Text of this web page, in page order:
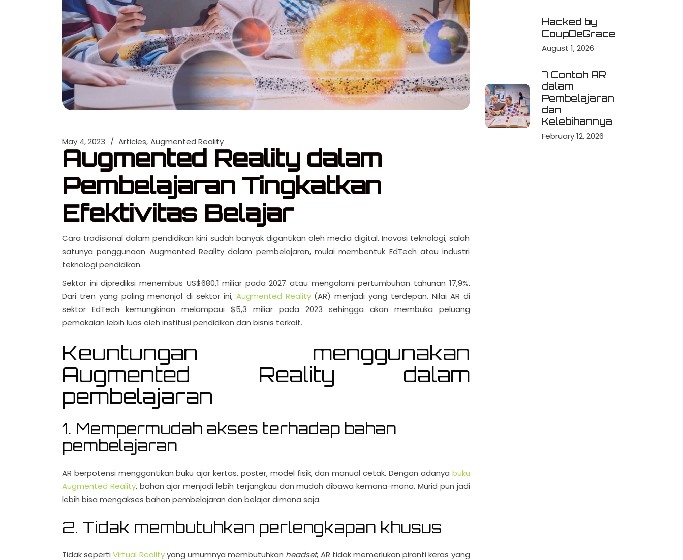
May 4, 2023 Articles Augmented Reality
Augmented Reality dalam
Pembelajaran Tingkatkan
Efektivitas Belajar
Cara tradisional dalam pendidikan kini sudah banyak digantikan oleh media digital. Inovasi teknologi, salah
satunya penggunaan Augmented Reality dalam pembelajaran, mulai membentuk EdTech atau industri
teknologi pendidikan.
Sektor ini diprediksi menembus US$680,1 miliar pada 2027 atau mengalami pertumbuhan tahunan 17,9%.
Dari tren yang paling menonjol di sektor ini, Augmented Reality(AR) menjadi yang terdepan. Nilai AR di
sektor EdTech kemungkinan melampaui $5,3 miliar pada 2023 sehingga akan membuka peluang
pemakaian lebih luas oleh institusi pendidikan dan bisnis terkait.
Keuntungan menggunakan
Augmented Reality dalam
pembelajaran
1. Mempermudah akses terhadap bahan
pembelajaran
AR berpotensi menggantikan buku ajar kertas, poster, model fisik, dan manual cetak. Dengan adanya buku
Augmented Reality, bahan ajar menjadi lebih terjangkau dan mudah dibawa kemana-mana. Murid pun jadi
lebih bisa mengakses bahan pembelajaran dan belajar dimana saja.
2. Tidak membutuhkan perlengkapan khusus
Tidak sepertiVirtual Realityyang umumnya membutuhkan headset, AR tidak memerlukan piranti keras yang
Hacked by
CoupDeGrace
August 1, 2026
7 Contoh AR
dalam
Pembelajaran
dan
Kelebihannya
February 12, 2026